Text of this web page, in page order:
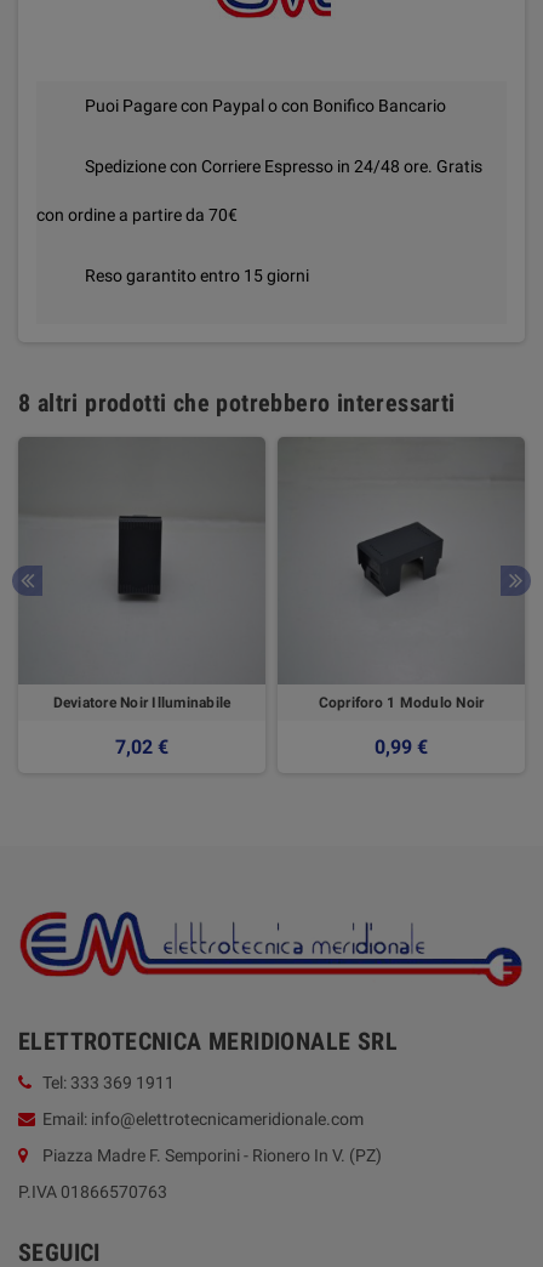
Puoi Pagare con Paypal o con Bonifico Bancario
Spedizione con Corriere Espresso in 24/48 ore. Gratis
con ordine a partire da 70€
Reso garantito entro 15 giorni
8 altri prodotti che potrebbero interessarti
Deviatore Noir Illuminabile
7,02 €
Copriforo 1 Modulo Noir
0,99 €
ELETTROTECNICA MERIDIONALE SRL
Tel: 333 369 1911
Email: info@elettrotecnicameridionale.com
Piazza Madre F. Semporini - Rionero In V. (PZ)
P.IVA 01866570763
SEGUICI